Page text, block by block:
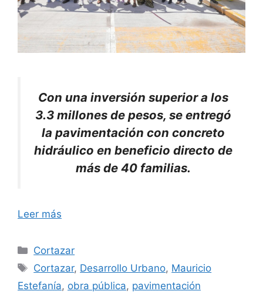
Con una inversión superior a los
3.3 millones de pesos, se entregó
la pavimentación con concreto
hidráulico en beneficio directo de
más de 40 familias.
Leer más
Categorías
Cortazar
Etiquetas
Cortazar, Desarrollo Urbano, Mauricio
Estefanía, obra pública, pavimentación